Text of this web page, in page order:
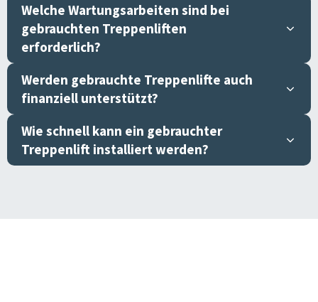
Welche Wartungsarbeiten sind bei
gebrauchten Treppenliften
erforderlich?
Werden gebrauchte Treppenlifte auch
finanziell unterstützt?
Wie schnell kann ein gebrauchter
Treppenlift installiert werden?